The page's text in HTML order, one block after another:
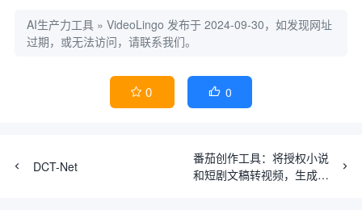
AI生产力工具 » VideoLingo 发布于 2024-09-30，如发现网址
过期，或无法访问，请联系我们。
 0  0
DCT-Net
番茄创作工具：将授权小说
和短剧文稿转视频，生成短